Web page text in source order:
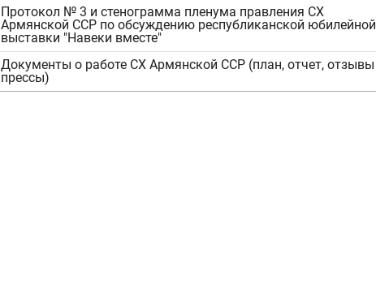
Протокол № 3 и стенограмма пленума правления СХ
Армянской ССР по обсуждению республиканской юбилейной
выставки "Навеки вместе"
Документы о работе СХ Армянской ССР (план, отчет, отзывы
прессы)